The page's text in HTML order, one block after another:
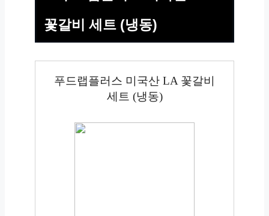
꽃갈비 세트 (냉동)
푸드랩플러스 미국산 LA 꽃갈비
세트 (냉동)